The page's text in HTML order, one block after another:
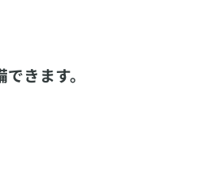
きます。